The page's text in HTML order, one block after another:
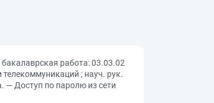
работа: 03.03.02
; науч. рук.
— Доступ по паролю из сети